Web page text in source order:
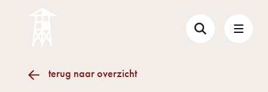
terug naar overzicht